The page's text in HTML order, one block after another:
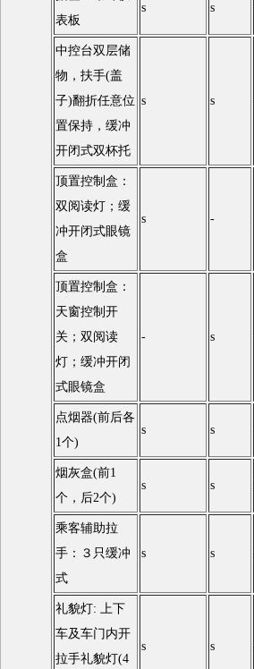
表板
s s
中控台双层储
物，扶手(盖
子)翻折任意位
置保持，缓冲
开闭式双杯托
s s
顶置控制盒：
双阅读灯；缓
冲开闭式眼镜
盒
s -
顶置控制盒：
天窗控制开
关；双阅读
灯；缓冲开闭
式眼镜盒
- s
点烟器(前后各
1个)
s s
烟灰盒(前1
个，后2个)
s s
乘客辅助拉
手：３只缓冲
式
s s
礼貌灯: 上下
车及车门内开
拉手礼貌灯(4
s s